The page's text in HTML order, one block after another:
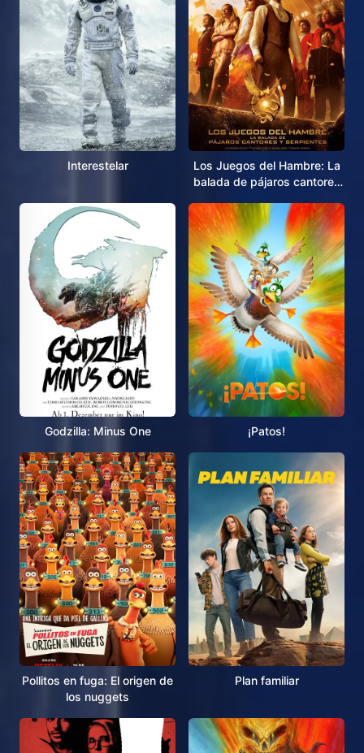
Interestelar
Los Juegos del Hambre: La
balada de pájaros cantores
Godzilla: Minus One ¡Patos!
Pollitos en fuga: El origen de
los nuggets
Plan familiar